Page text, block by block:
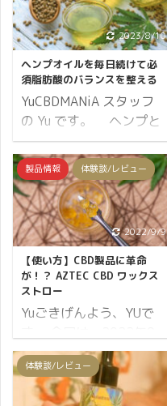
2023/8/10
ヘンプオイルを毎日続けて必
須脂肪酸のバランスを整える
YuCBDMANiA スタッフ
の Yu です。 ヘンプと
いう植物が世界中で注目
を集める理由は、繊維・
医療・建築・製紙・バイ
オプラスティックなど数
万にのぼる製品の材料と
なり、少ない環境負荷で
製造可能であることが挙
げられます。 自然に
SDGS に貢献できるわけ
です。 そして更に注目し
ていることは栄養価の高
い食べ物としても利用で
きることです。 麻の実か
らできた新鮮なオイル
製品情報 体験談/レビュー
2022/9/9
【使い方】CBD製品に革命
が！？ AZTEC CBD ワックス
ストロー
Yuごきげんよう、YUで
月7日に発売開始となっ
た アステカ CBD ワック
スストロー についてのレ
体験談/レビュー